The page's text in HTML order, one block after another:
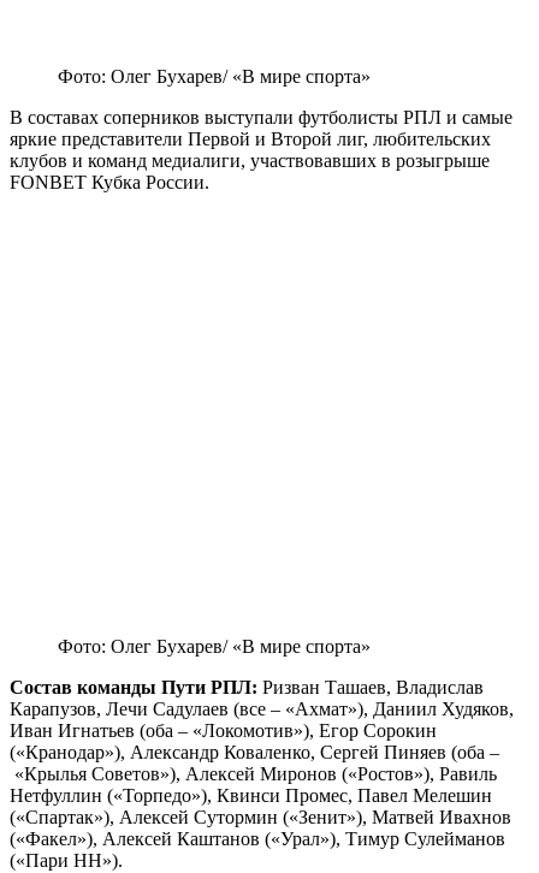
Фото: Олег Бухарев/ «В мире спорта»
В составах соперников выступали футболисты РПЛ и самые
яркие представители Первой и Второй лиг, любительских
клубов и команд медиалиги, участвовавших в розыгрыше
FONBET Кубка России.
Фото: Олег Бухарев/ «В мире спорта»
Состав команды Пути РПЛ: Ризван Ташаев, Владислав
Карапузов, Лечи Садулаев (все – «Ахмат»), Даниил Худяков,
Иван Игнатьев (оба – «Локомотив»), Егор Сорокин
(«Кранодар»), Александр Коваленко, Сергей Пиняев (оба –
«Крылья Советов»), Алексей Миронов («Ростов»), Равиль
Нетфуллин («Торпедо»), Квинси Промес, Павел Мелешин
(«Спартак»), Алексей Сутормин («Зенит»), Матвей Ивахнов
(«Факел»), Алексей Каштанов («Урал»), Тимур Сулейманов
(«Пари НН»).